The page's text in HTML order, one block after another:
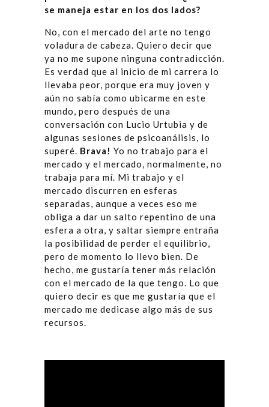
se maneja estar en los dos lados?
No, con el mercado del arte no tengo
voladura de cabeza. Quiero decir que
ya no me supone ninguna contradicción.
Es verdad que al inicio de mi carrera lo
llevaba peor, porque era muy joven y
aún no sabía como ubicarme en este
mundo, pero después de una
conversación con Lucio Urtubia y de
algunas sesiones de psicoanálisis, lo
superé. Brava! Yo no trabajo para el
mercado y el mercado, normalmente, no
trabaja para mí. Mi trabajo y el
mercado discurren en esferas
separadas, aunque a veces eso me
obliga a dar un salto repentino de una
esfera a otra, y saltar siempre entraña
la posibilidad de perder el equilibrio,
pero de momento lo llevo bien. De
hecho, me gustaría tener más relación
con el mercado de la que tengo. Lo que
quiero decir es que me gustaría que el
mercado me dedicase algo más de sus
recursos.